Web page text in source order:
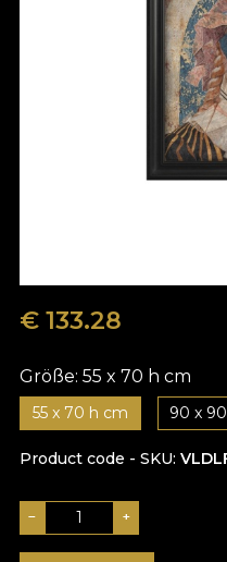
€ 133.28
Größe: 55 x 70 h cm
55 x 70 h cm 90 x
Product code - SKU
− +